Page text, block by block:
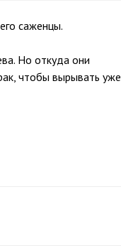
саженцы.
Но откуда они
чтобы вырывать уже